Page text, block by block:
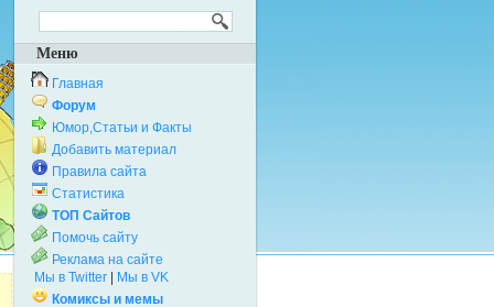
Меню
Главная
Форум
Юмор,Статьи и Факты
Добавить материал
Правила сайта
Статистика
ТОП Сайтов
Помочь сайту
Реклама на сайте
Мы в Twitter
Мы в VK
Комиксы и мемы